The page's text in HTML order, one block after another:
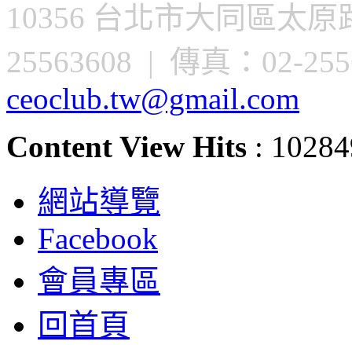
10356 台北市大同區太
25563608 | 傳真：02-
ceoclub.tw@gmail.com
Content View Hits :
網站導覽
Facebook
會員專區
回首頁